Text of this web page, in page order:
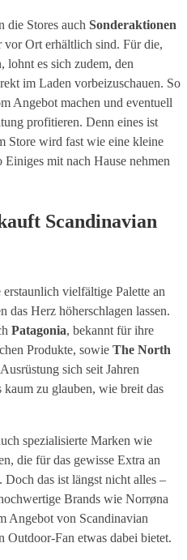
die Stores auch Sonderaktionen
vor Ort erhältlich sind. Für die,
lohnt es sich zudem, den
im Laden vorbeizuschauen. So
Angebot machen und eventuell
profitieren. Denn eines ist
Store wird fast wie eine kleine
mit nach Hause nehmen
Scandinavian
vielfältige Palette an
das Herz höherschlagen lassen.
Patagonia, bekannt für ihre
Produkte, sowie The North
sich seit Jahren
zu glauben, wie breit das
spezialisierte Marken wie
die für das gewisse Extra an
das ist längst nicht alles –
Brands wie Norrøna
Angebot von Scandinavian
Outdoor-Fan etwas dabei bietet.